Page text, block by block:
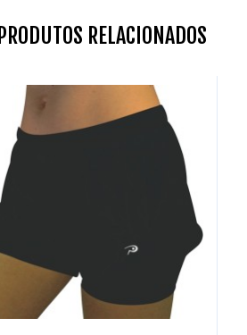
PRODUTOS RELACIONADOS